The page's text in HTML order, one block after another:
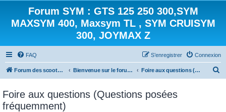
Forum SYM : GTS 125 250 300,SYM
MAXSYM 400, Maxsym TL , SYM CRUISYM
300, JOYMAX Z
FAQ Connexion
S’enregistrer
Forum des scooters SYM - GTS -MAXSYM - CRUISYM - JOYMAX - Maxsym TL Bienvenue sur le forum des scooters de la gamme SYM Foire aux questions (Questions posées fréquemment)
Foire aux questions (Questions posées
fréquemment)